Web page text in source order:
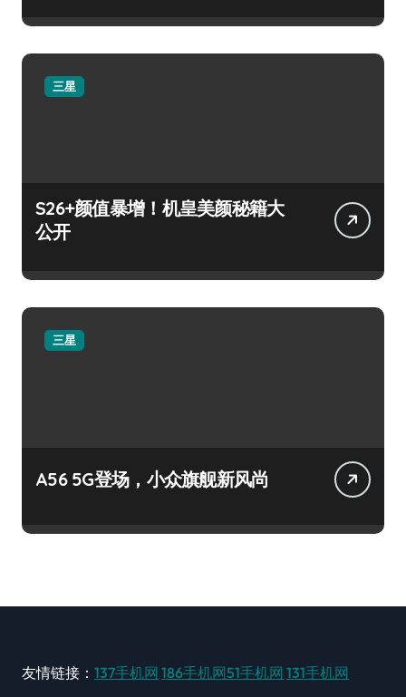
三星
S26+颜值暴增！机皇美颜秘籍大
公开
三星
A56 5G登场，小众旗舰新风尚
友情链接： 137手机网 186手机网51手机网 131手机网